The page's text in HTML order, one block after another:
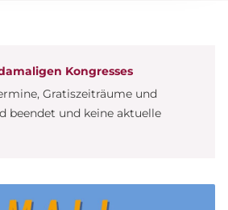
Kongresses
Gratiszeiträume und
beendet und keine aktuelle